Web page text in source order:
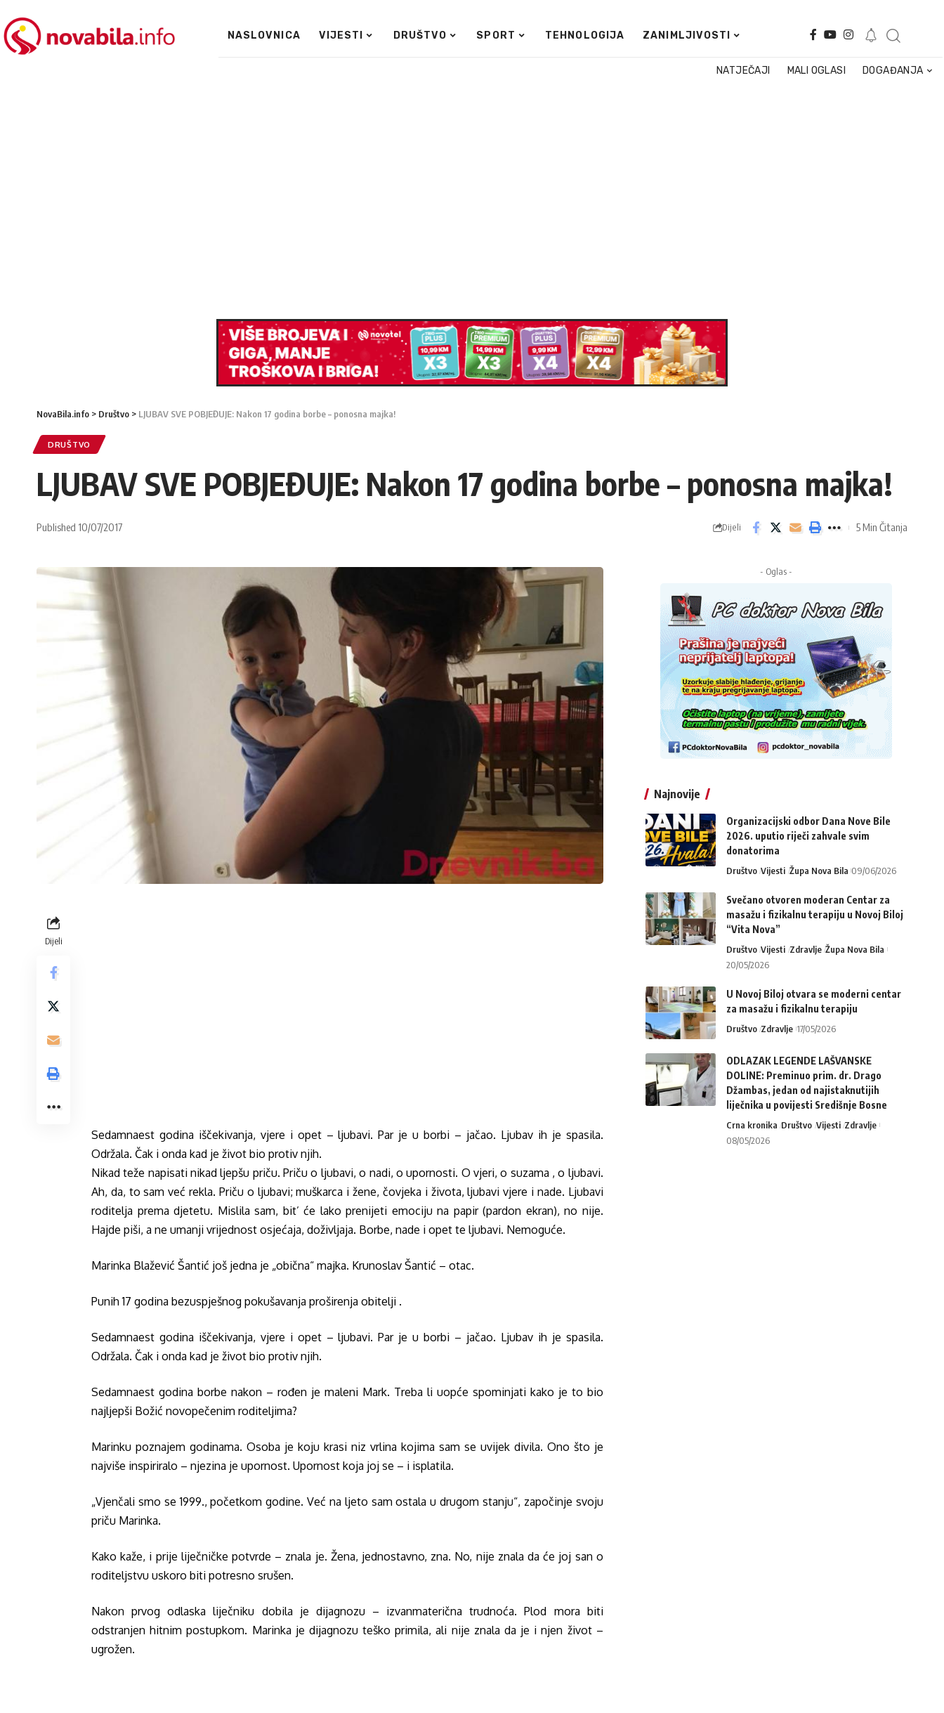
NASLOVNICA VIJESTI DRUŠTVO SPORT TEHNOLOGIJA ZANIMLJIVOSTI
NATJEČAJI MALI OGLASI DOGAĐANJA
NovaBila.info > Društvo > LJUBAV SVE POBJEĐUJE: Nakon 17 godina borbe – ponosna majka!
DRUŠTVO
LJUBAV SVE POBJEĐUJE: Nakon 17 godina borbe – ponosna majka!
Published 10/07/2017 Dijeli 5 Min Čitanja
Dijeli
Sedamnaest godina iščekivanja, vjere i opet – ljubavi. Par je u borbi – jačao. Ljubav ih je spasila.
Održala. Čak i onda kad je život bio protiv njih.
Nikad teže napisati nikad ljepšu priču. Priču o ljubavi, o nadi, o upornosti. O vjeri, o suzama , o ljubavi.
Ah, da, to sam već rekla. Priču o ljubavi; muškarca i žene, čovjeka i života, ljubavi vjere i nade. Ljubavi
roditelja prema djetetu. Mislila sam, bit’ će lako prenijeti emociju na papir (pardon ekran), no nije.
Hajde piši, a ne umanji vrijednost osjećaja, doživljaja. Borbe, nade i opet te ljubavi. Nemoguće.
Marinka Blažević Šantić još jedna je „obična“ majka. Krunoslav Šantić – otac.
Punih 17 godina bezuspješnog pokušavanja proširenja obitelji .
Sedamnaest godina iščekivanja, vjere i opet – ljubavi. Par je u borbi – jačao. Ljubav ih je spasila.
Održala. Čak i onda kad je život bio protiv njih.
Sedamnaest godina borbe nakon – rođen je maleni Mark. Treba li uopće spominjati kako je to bio
najljepši Božić novopečenim roditeljima?
Marinku poznajem godinama. Osoba je koju krasi niz vrlina kojima sam se uvijek divila. Ono što je
najviše inspiriralo – njezina je upornost. Upornost koja joj se – i isplatila.
„Vjenčali smo se 1999., početkom godine. Već na ljeto sam ostala u drugom stanju“, započinje svoju
priču Marinka.
Kako kaže, i prije liječničke potvrde – znala je. Žena, jednostavno, zna. No, nije znala da će joj san o
roditeljstvu uskoro biti potresno srušen.
Nakon prvog odlaska liječniku dobila je dijagnozu – izvanmaterična trudnoća. Plod mora biti
odstranjen hitnim postupkom. Marinka je dijagnozu teško primila, ali nije znala da je i njen život –
ugrožen.
- Oglas -
Najnovije
Organizacijski odbor Dana Nove Bile
2026. uputio riječi zahvale svim
donatorima
Društvo Vijesti Župa Nova Bila 09/06/2026
Svečano otvoren moderan Centar za
masažu i fizikalnu terapiju u Novoj Biloj
“Vita Nova”
Društvo Vijesti Zdravlje Župa Nova Bila
20/05/2026
U Novoj Biloj otvara se moderni centar
za masažu i fizikalnu terapiju
Društvo Zdravlje 17/05/2026
ODLAZAK LEGENDE LAŠVANSKE
DOLINE: Preminuo prim. dr. Drago
Džambas, jedan od najistaknutijih
liječnika u povijesti Središnje Bosne
Crna kronika Društvo Vijesti Zdravlje
08/05/2026